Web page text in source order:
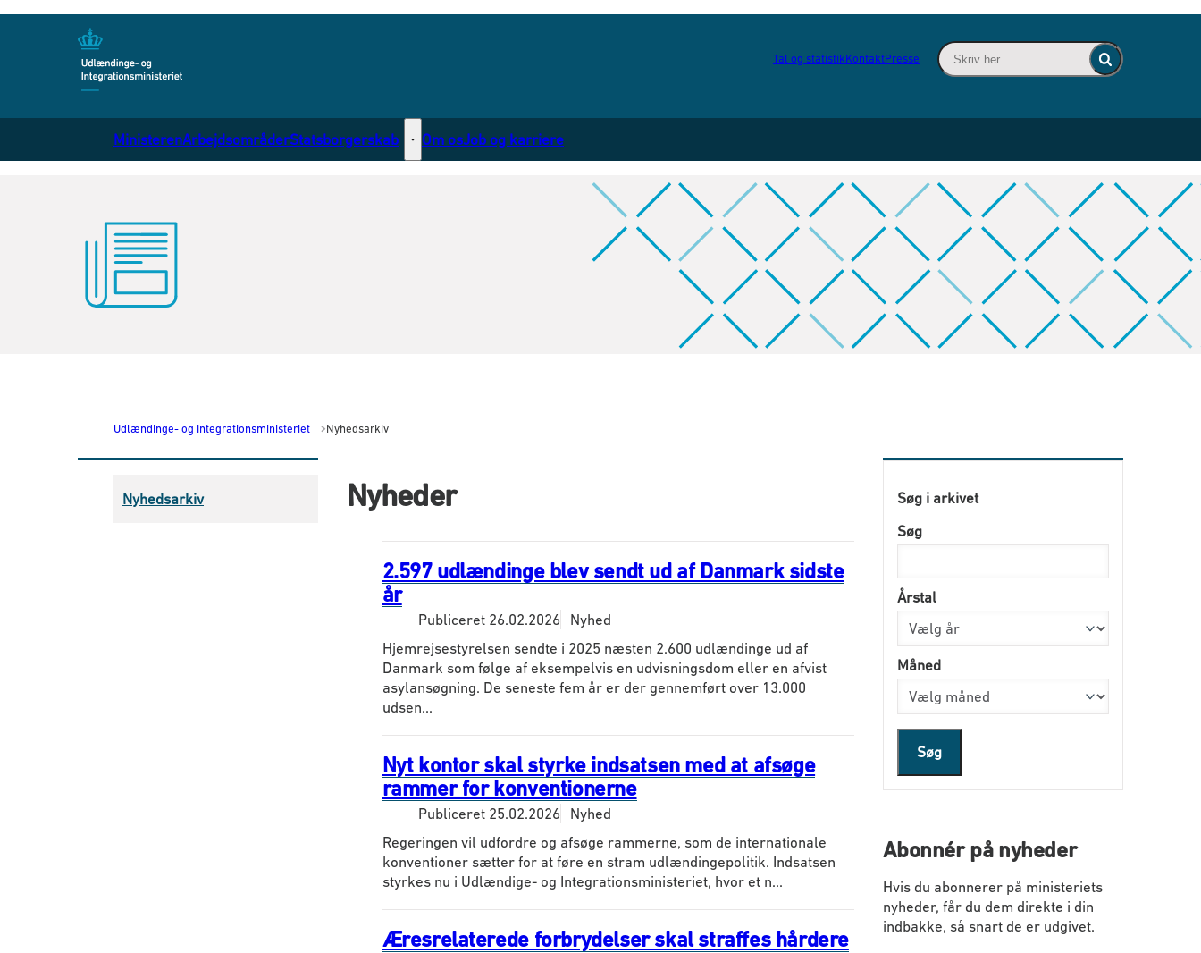
Tal og statistikKontaktPresse
Skriv her... - Indsæt søgeord for at søge
Fold søgefelt ind
MinisterenArbejdsområderStatsborgerskab Statsborgerskab - Flere links
Om osJob og karriere
Udlændinge- og Integrationsministeriet Nyhedsarkiv
Nyhedsarkiv Nyheder
2.597 udlændinge blev sendt ud af Danmark sidste
år
Publiceret 26.02.2026
Nyhed
Hjemrejsestyrelsen sendte i 2025 næsten 2.600 udlændinge ud af
Danmark som følge af eksempelvis en udvisningsdom eller en afvist
asylansøgning. De seneste fem år er der gennemført over 13.000
udsen...
Nyt kontor skal styrke indsatsen med at afsøge
rammer for konventionerne
Publiceret 25.02.2026
Nyhed
Regeringen vil udfordre og afsøge rammerne, som de internationale
konventioner sætter for at føre en stram udlændingepolitik. Indsatsen
styrkes nu i Udlændige- og Integrationsministeriet, hvor et n...
Æresrelaterede forbrydelser skal straffes hårdere
Søg i arkivet
Søg
Årstal
Måned
Søg
Abonnér på nyheder
Hvis du abonnerer på ministeriets
nyheder, får du dem direkte i din
indbakke, så snart de er udgivet.